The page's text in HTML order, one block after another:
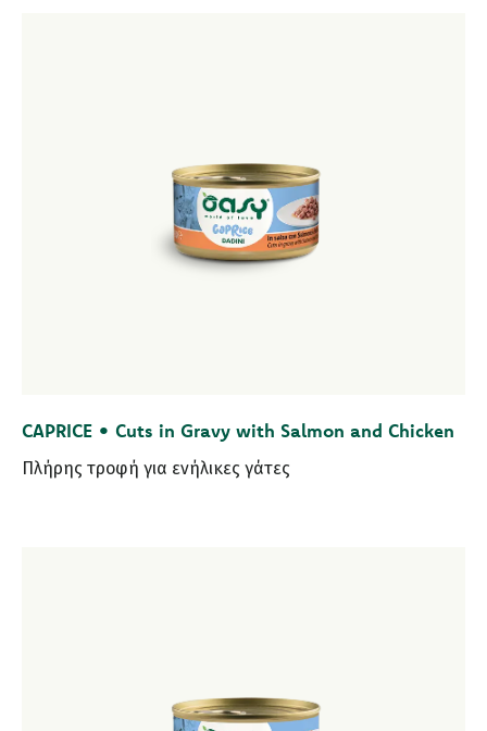
CAPRICE • Cuts in Gravy with Salmon and Chicken
Πλήρης τροφή για ενήλικες γάτες